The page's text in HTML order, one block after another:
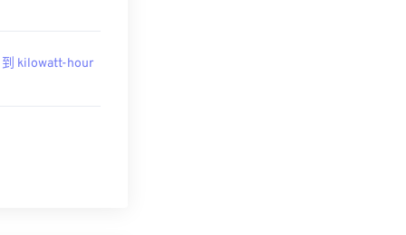
kilowatt-hour